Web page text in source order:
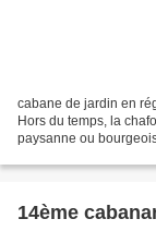
cabane de jardin en
Hors du temps, la
paysanne ou
14ème